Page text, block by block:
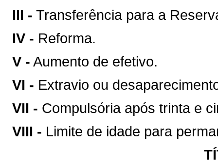
III - Transferência para a
IV - Reforma.
V - Aumento de efetivo.
VI - Extravio ou
VII - Compulsória após trinta e
VIII - Limite de idade para